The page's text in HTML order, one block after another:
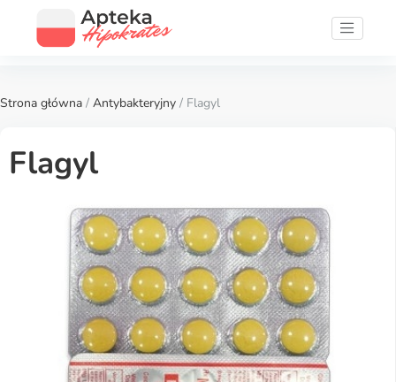
Strona główna / Antybakteryjny / Flagyl
Flagyl